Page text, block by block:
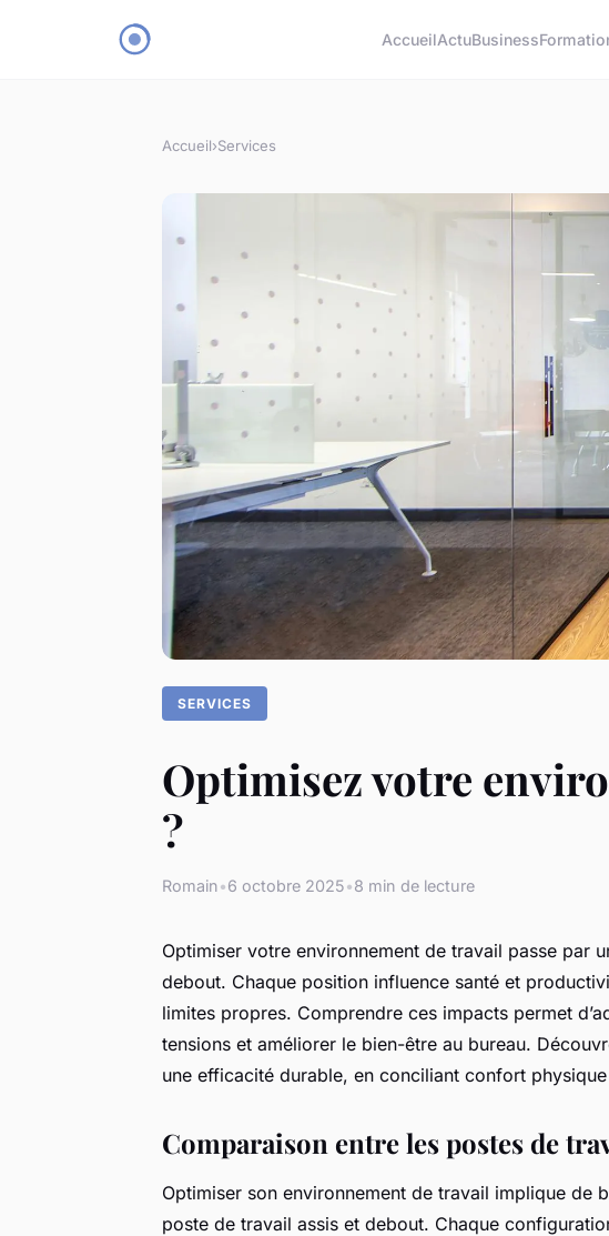
AccueilActuBusiness
Accueil›Services
SERVICES
Optimisez votre
?
Romain•6 octobre 2025•8 min de lecture
Optimiser votre environnement de travail passe par
debout. Chaque position influence santé et
limites propres. Comprendre ces impacts permet
tensions et améliorer le bien-être au bureau.
une efficacité durable, en conciliant confort
Comparaison entre les postes de
Optimiser son environnement de travail implique de
poste de travail assis et debout. Chaque